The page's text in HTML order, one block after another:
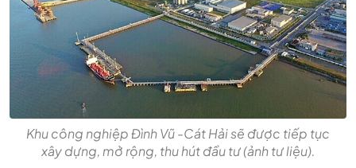
Khu công nghiệp Đình Vũ -Cát Hải sẽ được tiếp tục
xây dựng, mở rộng, thu hút đầu tư (ảnh tư liệu).